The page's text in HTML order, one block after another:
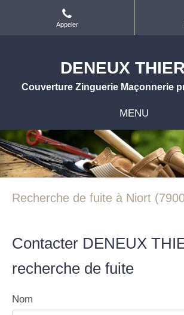
Appeler
DENEUX
Couverture Zinguerie Maçonnerie
MENU
Recherche de fuite à Niort
Contacter DENEUX
recherche de fuite
Nom